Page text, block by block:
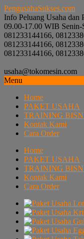
PengusahaSukses.com
Info Peluang Usaha dan
09.00-17.00 WIB Senin-
081233144166,
081233144166,
081233144166,
usaha@tokomesin.com
Menu
Home
PAKET USAHA
TRAINING
Kontak Kami
Cara Order
Home
PAKET USAHA
TRAINING
Kontak Kami
Cara Order